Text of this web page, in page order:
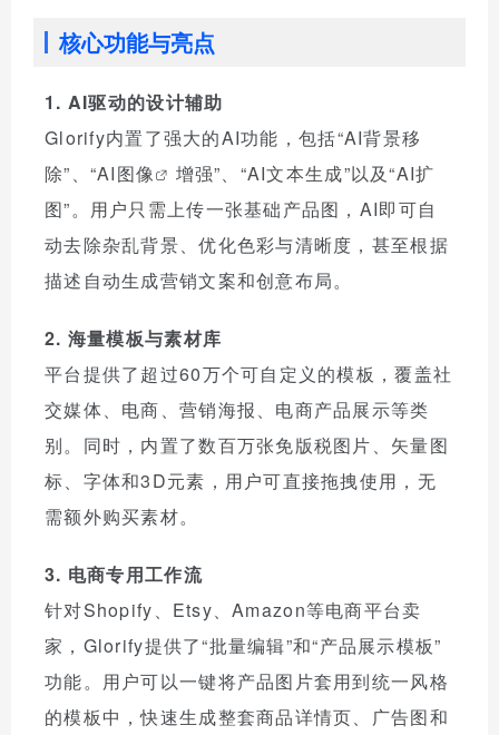
核心功能与亮点
1. AI驱动的设计辅助
Glorify内置了强大的AI功能，包括“AI背景移
除”、“AI图像
增强”、“AI文本生成”以及“AI扩
图”。用户只需上传一张基础产品图，AI即可自
动去除杂乱背景、优化色彩与清晰度，甚至根据
描述自动生成营销文案和创意布局。
2. 海量模板与素材库
平台提供了超过60万个可自定义的模板，覆盖社
交媒体、电商、营销海报、电商产品展示等类
别。同时，内置了数百万张免版税图片、矢量图
标、字体和3D元素，用户可直接拖拽使用，无
需额外购买素材。
3. 电商专用工作流
针对Shopify、Etsy、Amazon等电商平台卖
家，Glorify提供了“批量编辑”和“产品展示模板”
功能。用户可以一键将产品图片套用到统一风格
的模板中，快速生成整套商品详情页、广告图和